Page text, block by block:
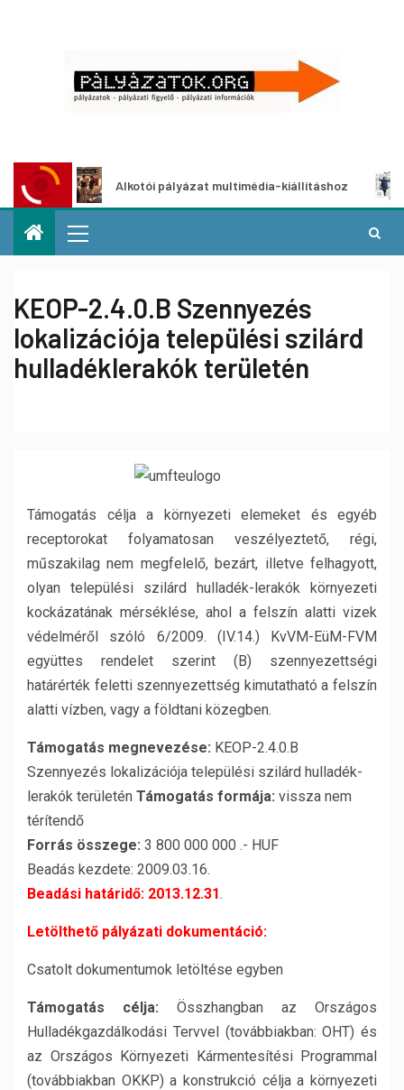
Alkotói pályázat multimédia-kiállításhoz
KEOP-2.4.0.B Szennyezés
lokalizációja települési szilárd
hulladéklerakók területén
Támogatás célja a környezeti elemeket és egyéb
receptorokat folyamatosan veszélyeztető, régi,
műszakilag nem megfelelő, bezárt, illetve felhagyott,
olyan települési szilárd hulladék-lerakók környezeti
kockázatának mérséklése, ahol a felszín alatti vizek
védelméről szóló 6/2009. (IV.14.) KvVM-EüM-FVM
együttes rendelet szerint (B) szennyezettségi
határérték feletti szennyezettség kimutatható a felszín
alatti vízben, vagy a földtani közegben.
Támogatás megnevezése: KEOP-2.4.0.B
Szennyezés lokalizációja települési szilárd hulladék-
lerakók területén Támogatás formája: vissza nem
térítendő
Forrás összege: 3 800 000 000 .- HUF
Beadás kezdete: 2009.03.16.
Beadási határidő: 2013.12.31.
Letölthető pályázati dokumentáció:
Csatolt dokumentumok letöltése egyben
Támogatás célja: Összhangban az Országos
Hulladékgazdálkodási Tervvel (továbbiakban: OHT) és
az Országos Környezeti Kármentesítési Programmal
(továbbiakban OKKP) a konstrukció célja a környezeti